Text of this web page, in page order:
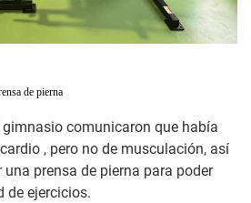
de pierna
comunicaron que había
, pero no de musculación, así
prensa de pierna para poder
de ejercicios.